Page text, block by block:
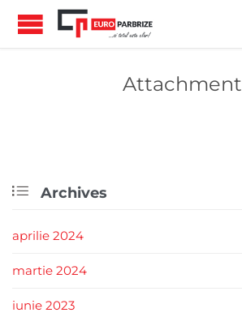
Attachment
 Archives
aprilie 2024
martie 2024
iunie 2023